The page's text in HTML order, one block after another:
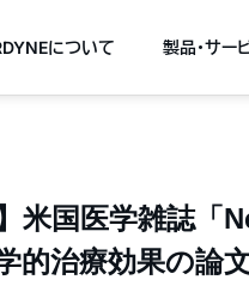
について 製品・サー
米国医学雑誌「
的治療効果の論